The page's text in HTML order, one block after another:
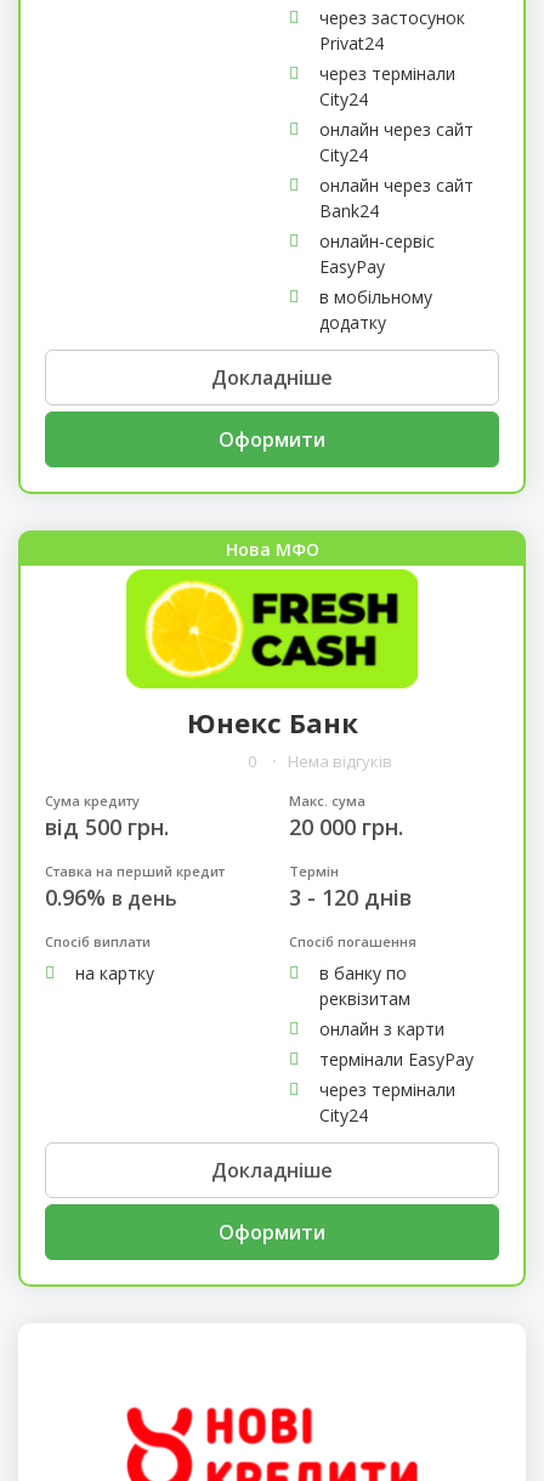
через застосунок
Privat24
через термінали
City24
онлайн через сайт
City24
онлайн через сайт
Bank24
онлайн-сервіс
EasyPay
в мобільному
додатку
Докладніше
Оформити
Нова МФО
Юнекс Банк
0 Нема відгуків
Сума кредиту
від 500 грн.
Макс. сума
20 000 грн.
Ставка на перший кредит
0.96% в день
Термін
3 - 120 днів
Спосіб виплати
на картку
Спосіб погашення
в банку по
реквізитам
онлайн з карти
термінали EasyPay
через термінали
City24
Докладніше
Оформити